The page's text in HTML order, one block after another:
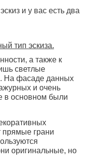
и у вас есть два
тип эскиза.
а также к
светлые
На фасаде данных
и очень
в основном были
прямые грани
оригинальные, но